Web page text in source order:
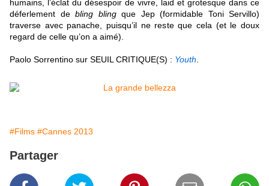
humains, l’éclat du désespoir de vivre, laid et grotesque dans ce
déferlement de bling blingque Jep (formidable Toni Servillo)
traverse avec panache, puisqu’il ne reste que cela (et le doux
regard de celle qu’on a aimé)
Paolo Sorrentino sur SEUIL CRITIQUE(S) : Youth
#Films #Cannes 2013
Partager